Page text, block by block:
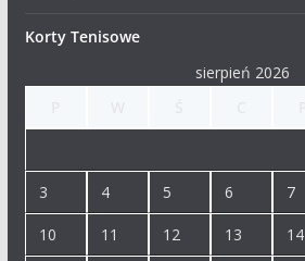
Korty Tenisowe
sierpień 2026
3 4 5 6 7
10 11 12 13 14